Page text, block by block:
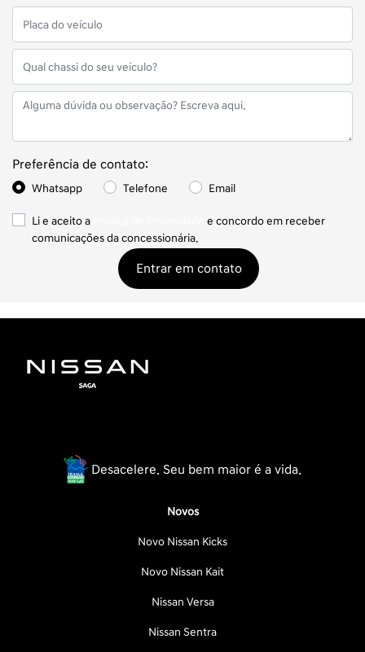
Preferência de contato:
Whatsapp Telefone Email
Li e aceito a
e concordo em receber
comunicações da concessionária.
Entrar em contato
Desacelere. Seu bem maior é a vida.
Novos
Novo Nissan Kicks
Novo Nissan Kait
Nissan Versa
Nissan Sentra